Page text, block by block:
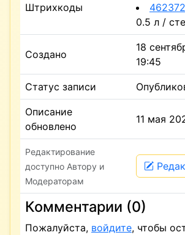
Штрихкоды
0.5 л /
Создано
18
19:45
Статус записи
Описание
обновлено
11 мая
Редактирование
доступно Автору и
Модераторам
Комментарии (0)
Пожалуйста, войдите, чтобы